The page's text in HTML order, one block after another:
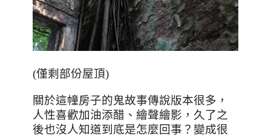
(僅剩部份屋頂)
關於這幢房子的鬼故事傳說版本很多，
人性喜歡加油添醋、繪聲繪影，久了之
後也沒人知道到底是怎麼回事？變成很